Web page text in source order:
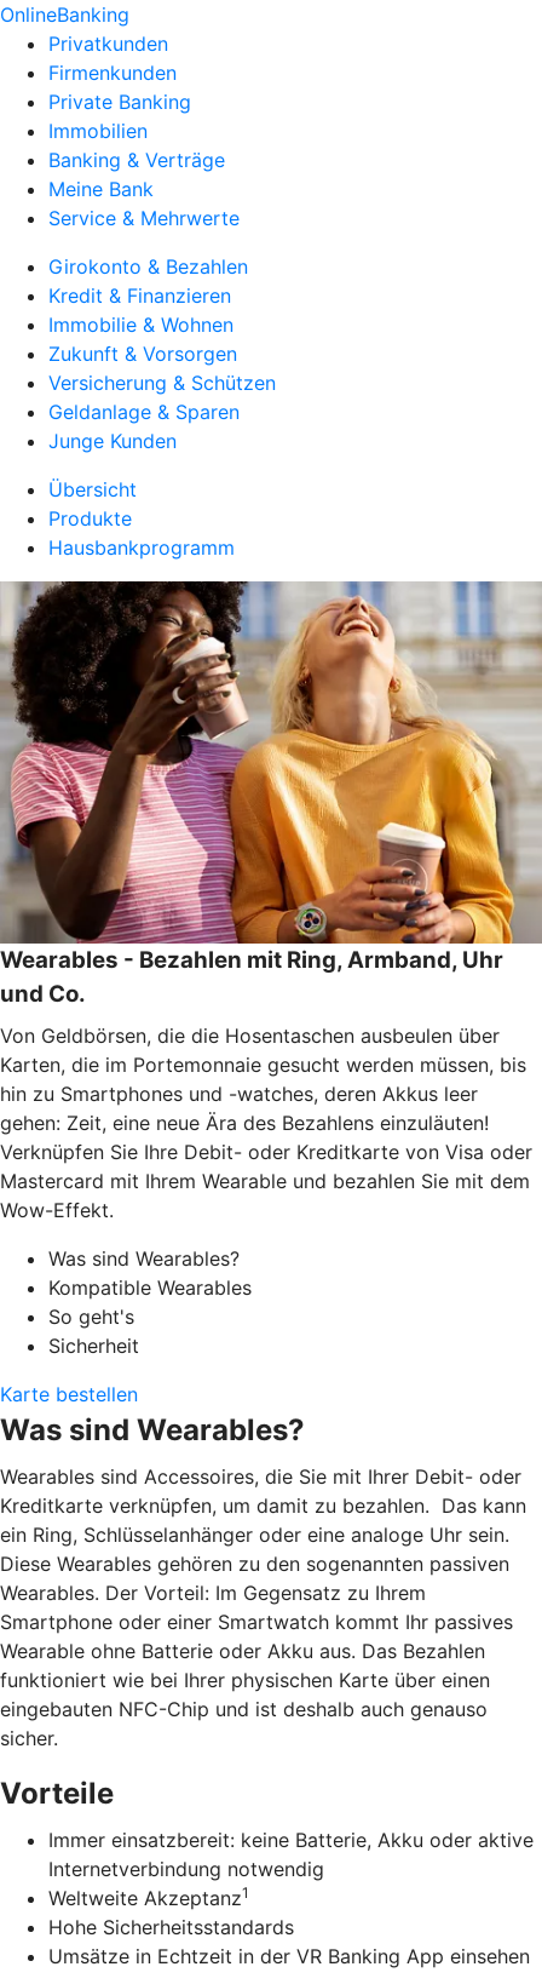
OnlineBanking
Privatkunden
Firmenkunden
Private Banking
Immobilien
Banking & Verträge
Meine Bank
Service & Mehrwerte
Girokonto & Bezahlen
Kredit & Finanzieren
Immobilie & Wohnen
Zukunft & Vorsorgen
Versicherung & Schützen
Geldanlage & Sparen
Junge Kunden
Übersicht
Produkte
Hausbankprogramm
Wearables - Bezahlen mit Ring, Armband, Uhr
und Co.
Von Geldbörsen, die die Hosentaschen ausbeulen über
Karten, die im Portemonnaie gesucht werden müssen, bis
hin zu Smartphones und -watches, deren Akkus leer
gehen: Zeit, eine neue Ära des Bezahlens einzuläuten!
Verknüpfen Sie Ihre Debit- oder Kreditkarte von Visa oder
Mastercard mit Ihrem Wearable und bezahlen Sie mit dem
Wow-Effekt.
Was sind Wearables?
Kompatible Wearables
So geht's
Sicherheit
Karte bestellen
Was sind Wearables?
Wearables sind Accessoires, die Sie mit Ihrer Debit- oder
Kreditkarte verknüpfen, um damit zu bezahlen. Das kann
ein Ring, Schlüsselanhänger oder eine analoge Uhr sein.
Diese Wearables gehören zu den sogenannten passiven
Wearables. Der Vorteil: Im Gegensatz zu Ihrem
Smartphone oder einer Smartwatch kommt Ihr passives
Wearable ohne Batterie oder Akku aus. Das Bezahlen
funktioniert wie bei Ihrer physischen Karte über einen
eingebauten NFC-Chip und ist deshalb auch genauso
sicher.
Vorteile
Immer einsatzbereit: keine Batterie, Akku oder aktive
Internetverbindung notwendig
Weltweite Akzeptanz1
Hohe Sicherheitsstandards
Umsätze in Echtzeit in der VR Banking App einsehen